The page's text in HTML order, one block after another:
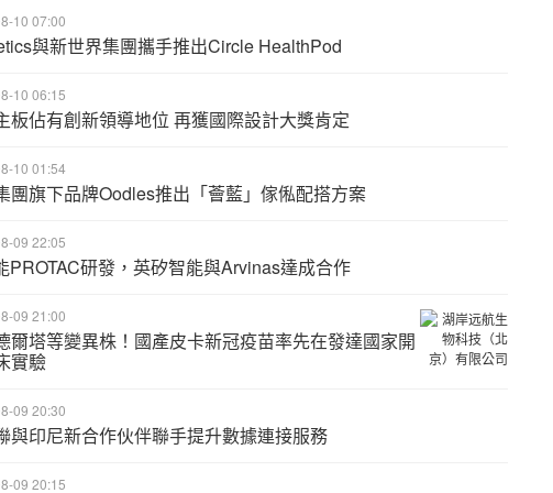
10 07:00
與新世界集團攜手推出Circle HealthPod
10 06:15
板佔有創新領導地位 再獲國際設計大獎肯定
10 01:54
團旗下品牌Oodles推出「薈藍」傢俬配搭方案
09 22:05
PROTAC研發，英矽智能與Arvinas達成合作
09 21:00
爾塔等變異株！國產皮卡新冠疫苗率先在發達國家開
實驗
09 20:30
與印尼新合作伙伴聯手提升數據連接服務
09 20:15